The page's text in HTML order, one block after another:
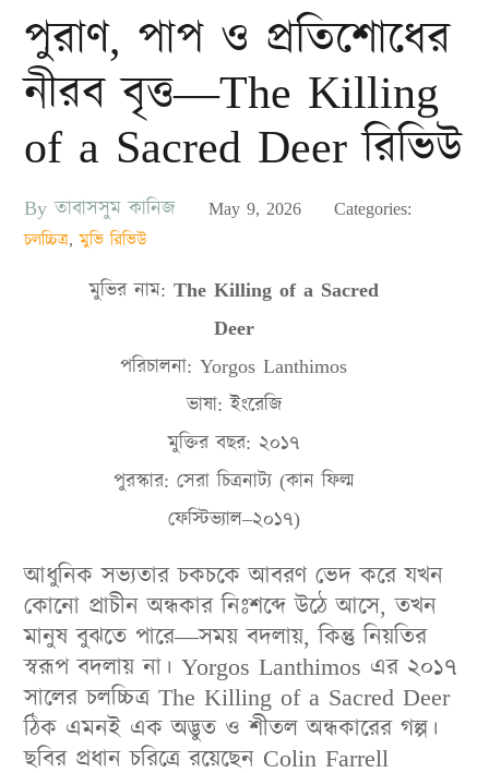
পুরাণ, পাপ ও প্রতিশোধের
নীরব বৃত্ত—The Killing
of a Sacred Deer রিভিউ
Byতাবাসসুম কানিজ
Posted
May 9, 2026
Categories:
চলচ্চিত্র,মুভি রিভিউ
মুভির নাম: The Killing of a Sacred
Deer
পরিচালনা: Yorgos Lanthimos
ভাষা: ইংরেজি
মুক্তির বছর: ২০১৭
পুরস্কার: সেরা চিত্রনাট্য(কান ফিল্ম
ফেস্টিভ্যাল–২০১৭)
আধুনিক সভ্যতার চকচকে আবরণ ভেদ করে যখন
কোনো প্রাচীন অন্ধকার নিঃশব্দে উঠে আসে,তখন
মানুষ বুঝতে পারে—সময় বদলায়,কিন্তু নিয়তির
স্বরূপ বদলায় না। Yorgos Lanthimos এর ২০১৭
সালের চলচ্চিত্রThe Killing of a Sacred Deer
ঠিক এমনই এক অদ্ভুত ও শীতল অন্ধকারের গল্প।
ছবির প্রধান চরিত্রে রয়েছেন Colin Farrell